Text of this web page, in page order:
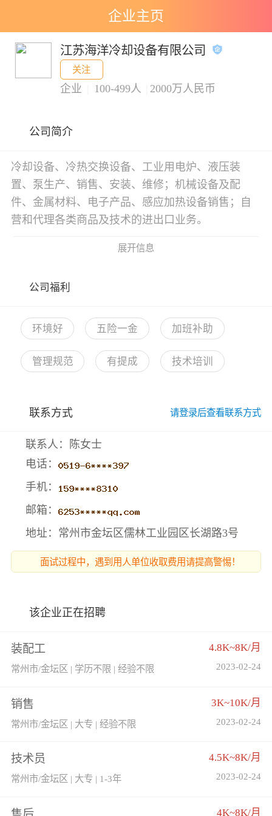
企业主页
江苏海洋冷却设备有限公司
关注
企业 100-499人 2000万人民币
公司简介
冷却设备、冷热交换设备、工业用电炉、液压装
置、泵生产、销售、安装、维修；机械设备及配
件、金属材料、电子产品、感应加热设备销售；自
营和代理各类商品及技术的进出口业务。
展开信息
公司福利
环境好 五险一金 加班补助
管理规范 有提成 技术培训
联系方式 请登录后查看联系方式
联系人：陈女士
电话：
手机：
邮箱：
地址：常州市金坛区儒林工业园区长湖路3号
面试过程中，遇到用人单位收取费用请提高警惕！
该企业正在招聘
装配工 4.8K~8K/月
常州市/金坛区 | 学历不限 | 经验不限 2023-02-24
销售 3K~10K/月
常州市/金坛区 | 大专 | 经验不限 2023-02-24
技术员 4.5K~8K/月
常州市/金坛区 | 大专 | 1-3年 2023-02-24
4K~8K/月